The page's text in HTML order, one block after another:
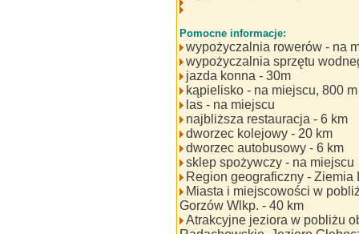
Pomocne informacje:
wypożyczalnia rowerów - na
wypożyczalnia sprzętu
jazda konna - 30m
kąpielisko - na miejscu, 800 m
las - na miejscu
najbliższa restauracja - 6 km
dworzec kolejowy - 20 km
dworzec autobusowy - 6 km
sklep spożywczy - na miejscu
Region geograficzny - Ziemia
Miasta i miejscowości w
Gorzów Wlkp. - 40 km
Atrakcyjne jeziora w pobliżu